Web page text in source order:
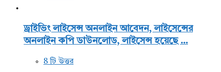
ড্রাইভিং লাইসেন্স অনলাইন আবেদন, লাইসেন্সের
অনলাইন কপি ডাউনলোড, লাইসেন্স হয়েছে ...
8 টি উত্তর